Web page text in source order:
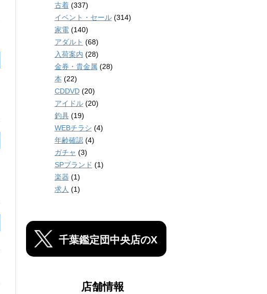
古着(337)
イベント・セール(314)
家電(140)
アダルト (68)
入荷案内 (28)
金券・貴金属 (28)
本 (22)
CDDVD(20)
アイドル(20)
釣具(19)
WEBチラシ (4)
年齢確認(4)
ガチャ (3)
SPブランド (1)
楽器 (1)
求人 (1)
千葉鑑定団中央店のX
店舗情報